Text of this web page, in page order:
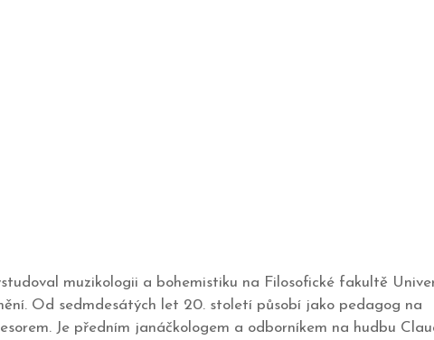
muzikologii a bohemistiku na Filosofické fakultě
Od sedmdesátých let 20. století působí jako pedagog na
Je předním janáčkologem a odborníkem na hudbu